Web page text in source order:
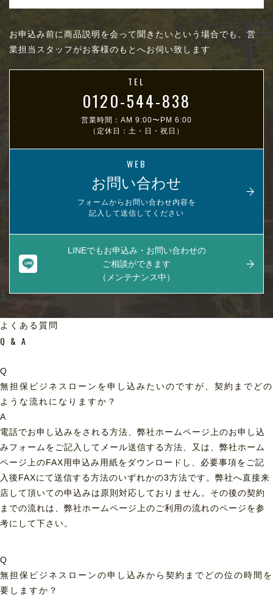
お申込み前に商品説明を会って聞きたいという場合でも、営
業担当スタッフがお客様のもとへお伺い致します
TEL
0120-544-838
営業時間：AM 9:00〜PM 6:00
（定休日：土・日・祝日）
WEB
お問い合わせ
フォームからお問い合わせ内容を
記入して送信してください
LINEでもお申込み・お問い合わせの
ご相談ができます
（メンテナンス中）
よくある質問
Q & A
Q
無担保ビジネスローンを申し込みたいのですが、契約までどの
ような流れになりますか？
A
電話でお申し込みをされる方法、弊社ホームページ上のお申し込
みフォームをご記入してメール送信する方法、又は、弊社ホーム
ページ上のFAX用申込み用紙をダウンロードし、必要事項をご記
入後FAXにて送信する方法のいずれかの3方法です。弊社へ直接来
店して頂いての申込みは原則対応しておりません。その後の契約
までの流れは、弊社ホームページ上のご利用の流れのページを参
考にして下さい。
Q
無担保ビジネスローンの申し込みから契約までどの位の時間を
要しますか？